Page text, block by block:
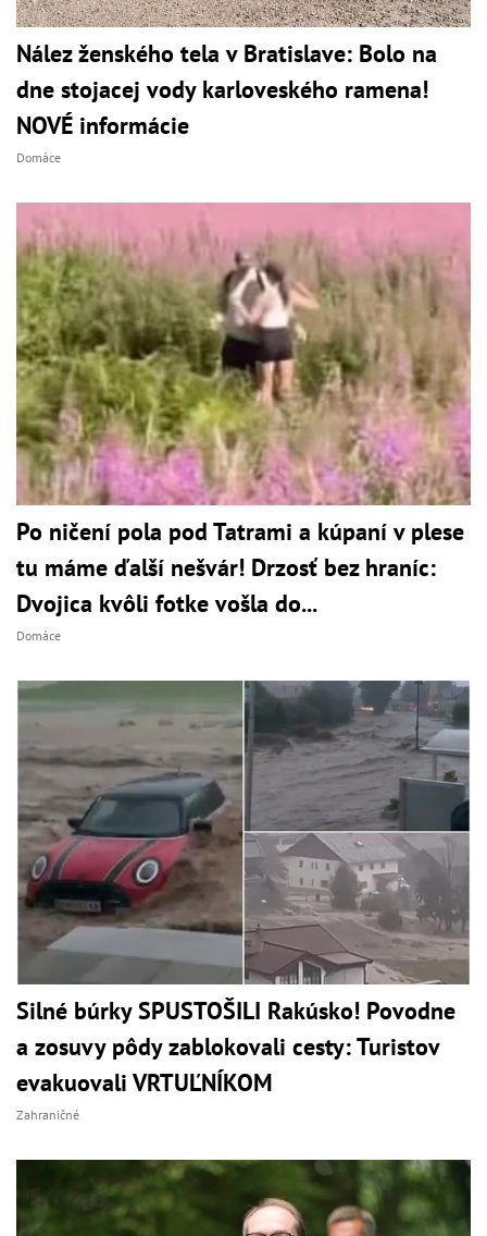
Nález ženského tela v Bratislave: Bolo na
dne stojacej vody karloveského ramena!
NOVÉ informácie
Domáce
Po ničení pola pod Tatrami a kúpaní v plese
tu máme ďalší nešvár! Drzosť bez hraníc:
Dvojica kvôli fotke vošla do...
Domáce
Silné búrky SPUSTOŠILI Rakúsko! Povodne
a zosuvy pôdy zablokovali cesty: Turistov
evakuovali VRTUĽNÍKOM
Zahraničné